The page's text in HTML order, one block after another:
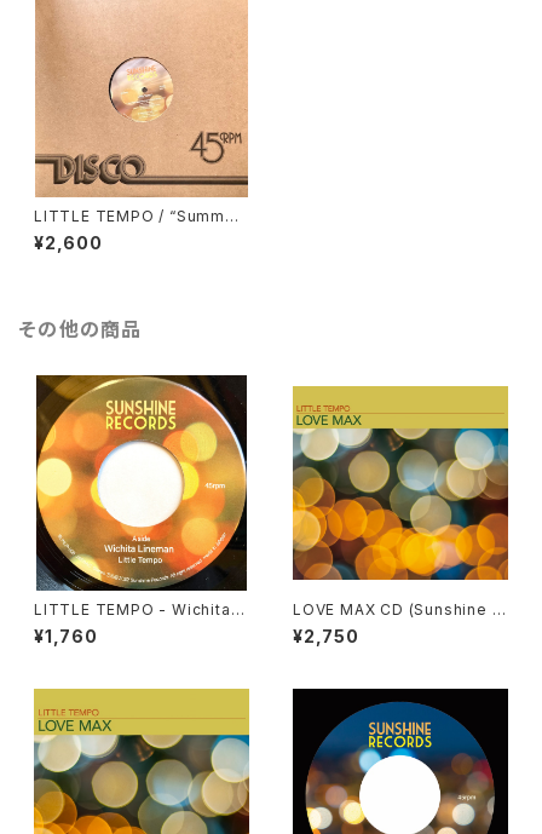
LITTLE TEMPO / “Summer
Saudade” DJ KENTARO RE
MIX (SUNLP-009)
¥2,600
その他の商品
LITTLE TEMPO - Wichita Li
neman / Wichita Lineman D
UB (SUNSHINE RECORDS -
¥1,760
LOVE MAX CD (Sunshine R
ecords / SUNCD-008)
¥2,750